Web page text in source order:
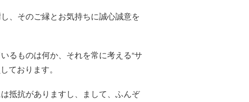
、そのご縁とお気持ちに誠心誠意を
るものは何か、それを常に考える“サ
ております。
抵抗がありますし、まして、ふんぞ